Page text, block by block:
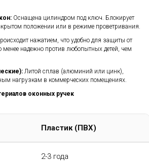
Оснащена цилиндром под ключ. Блокирует
положении или в режиме проветривания.
нажатием, что удобно для защиты от
менее надежно против любопытных детей, чем
Литой сплав (алюминий или цинк),
нагрузкам в коммерческих помещениях.
оконных ручек
Пластик (ПВХ)
2-3 года